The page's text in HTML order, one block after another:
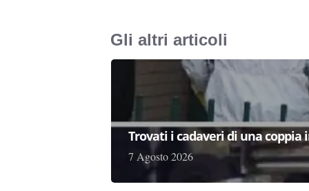
Gli altri articoli
Trovati i cadaveri di una coppia
7 Agosto 2026